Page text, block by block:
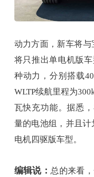
动力方面，新车将
将只推出单电机版
种动力，分别搭载
WLTP续航里程为
瓦快充功能。据悉
量的电池组，并且计
电机四驱版车型。
编辑说：总的来看